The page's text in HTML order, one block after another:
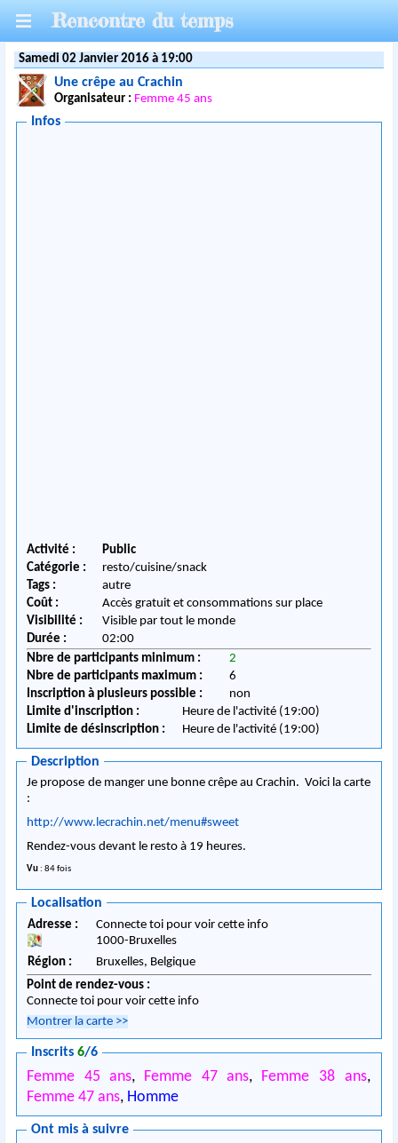
Rencontre du temps
Samedi 02 Janvier 2016 à 19:00
Une crêpe au Crachin
Organisateur : Femme 45 ans
Infos
Activité :
Public
Catégorie :
resto/cuisine/snack
Tags :
autre
Coût :
Accès gratuit et consommations sur place
Visibilité :
Visible par tout le monde
Durée :
02:00
Nbre de participants minimum :
2
Nbre de participants maximum :
6
Inscription à plusieurs possible :
non
Limite d'inscription :
Heure de l'activité (19:00)
Limite de désinscription :
Heure de l'activité (19:00)
Description
Je propose de manger une bonne crêpe au Crachin. Voici la carte
:
http://www.lecrachin.net/menu#sweet
Rendez-vous devant le resto à 19 heures.
Vu : 84 fois
Localisation
Adresse :
Connecte toi pour voir cette info
1000-Bruxelles
Région :
Bruxelles, Belgique
Point de rendez-vous :
Connecte toi pour voir cette info
Montrer la carte >>
Inscrits6/6
Femme 45 ans, Femme 47 ans, Femme 38 ans,
Femme 47 ans, Homme
Ont mis à suivre